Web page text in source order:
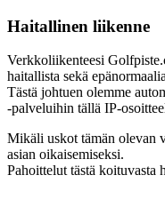
Haitallinen liikenne
Verkkoliikenteesi
haitallista sekä
Tästä johtuen olemme
-palveluihin tällä IP-
Mikäli uskot tämän olevan
asian oikaisemiseksi.
Pahoittelut tästä koituvasta